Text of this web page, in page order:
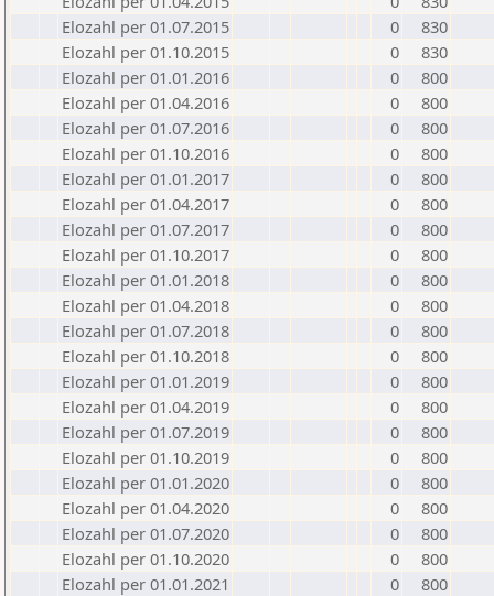
Elozahl per 01.07.2015
0
830
Elozahl per 01.10.2015
0
830
Elozahl per 01.01.2016
0
800
Elozahl per 01.04.2016
0
800
Elozahl per 01.07.2016
0
800
Elozahl per 01.10.2016
0
800
Elozahl per 01.01.2017
0
800
Elozahl per 01.04.2017
0
800
Elozahl per 01.07.2017
0
800
Elozahl per 01.10.2017
0
800
Elozahl per 01.01.2018
0
800
Elozahl per 01.04.2018
0
800
Elozahl per 01.07.2018
0
800
Elozahl per 01.10.2018
0
800
Elozahl per 01.01.2019
0
800
Elozahl per 01.04.2019
0
800
Elozahl per 01.07.2019
0
800
Elozahl per 01.10.2019
0
800
Elozahl per 01.01.2020
0
800
Elozahl per 01.04.2020
0
800
Elozahl per 01.07.2020
0
800
Elozahl per 01.10.2020
0
800
Elozahl per 01.01.2021
0
800